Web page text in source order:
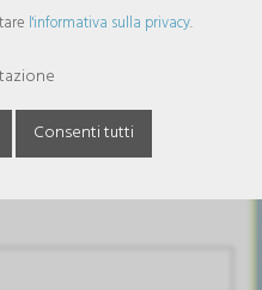
l'informativa sulla privacy.
Consenti tutti